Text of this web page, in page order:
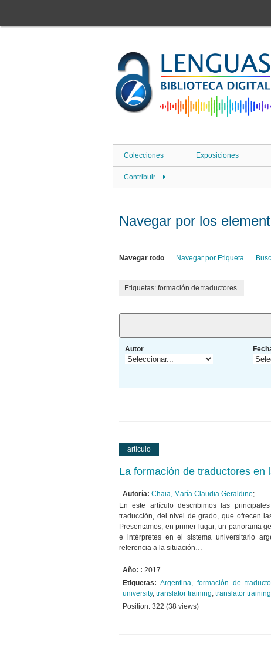
contenido
Colecciones Exposiciones
Contribuir
Navegar por los
Navegar todo Navegar por Etiqueta
Etiquetas: formación de traductores
Autor
artículo
La formación de traductores en
Autoría: Chaia, María Claudia Geraldine;
En este artículo describimos las
traducción, del nivel de grado, que ofrecen
Presentamos, en primer lugar, un panorama
e intérpretes en el sistema universitario
referencia a la situación…
Año: : 2017
Etiquetas: Argentina, formación de
university, translator training, translator
Position: 322 (38 views)